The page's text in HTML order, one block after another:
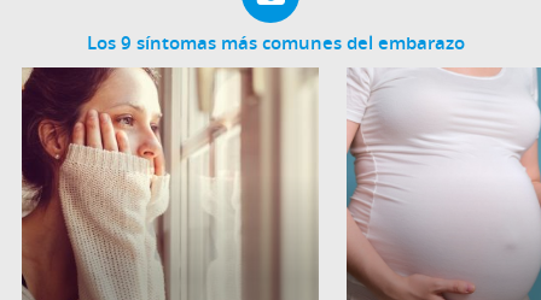
Los 9 síntomas más comunes del embarazo